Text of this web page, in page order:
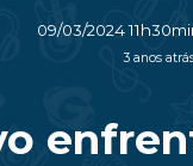
09/03/2024
3 anos